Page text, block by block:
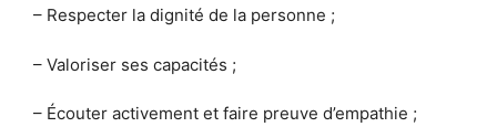
– Respecter la dignité de la personne ;
– Valoriser ses capacités ;
– Écouter activement et faire preuve d’empathie ;